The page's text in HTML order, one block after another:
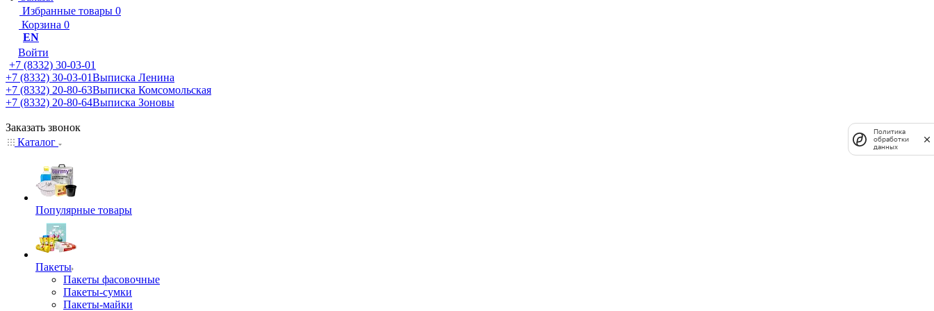
Избранные товары 0
Корзина 0
EN
Войти
+7 (8332) 30-03-01
+7 (8332) 30-03-01Выписка Ленина
+7 (8332) 20-80-63Выписка Комсомольская
+7 (8332) 20-80-64Выписка Зоновы
Заказать звонок
Каталог
Популярные товары
Пакеты
Пакеты фасовочные
Пакеты-сумки
Пакеты-майки
Политика
обработки
данных